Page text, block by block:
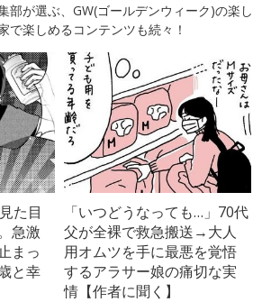
部が選ぶ、GW(ゴールデンウィーク)の楽し
で楽しめるコンテンツも続々！
た目
急激
まっ
と幸
「いつどうなっても…」70代
父が全裸で救急搬送→大人
用オムツを手に最悪を覚悟
するアラサー娘の痛切な実
情【作者に聞く】